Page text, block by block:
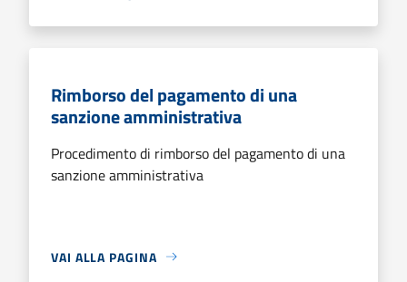
Rimborso del pagamento di una
sanzione amministrativa
Procedimento di rimborso del pagamento di una
sanzione amministrativa
VAI ALLA PAGINA